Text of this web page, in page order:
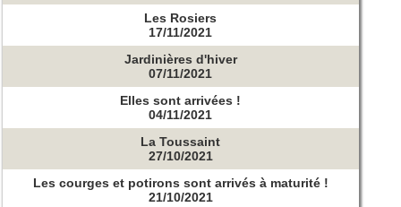
Les Rosiers
17/11/2021
Jardinières d'hiver
07/11/2021
Elles sont arrivées !
04/11/2021
La Toussaint
27/10/2021
Les courges et potirons sont arrivés à maturité !
21/10/2021